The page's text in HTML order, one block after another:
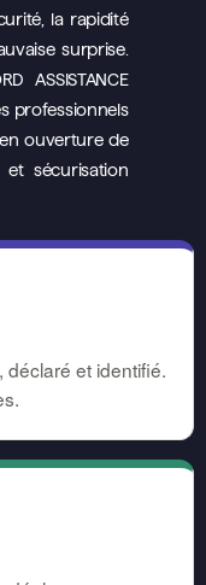
la rapidité
surprise.
ASSISTANCE
professionnels
ouverture de
sécurisation
et identifié.